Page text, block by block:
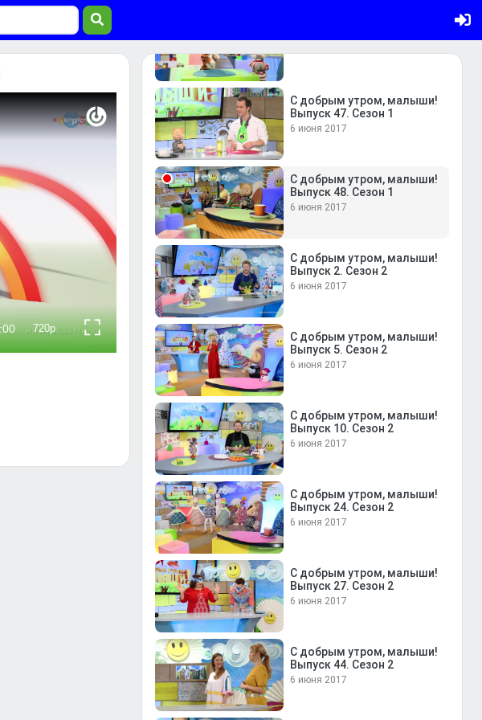
С добрым утром, малыши!
Выпуск 47. Сезон 1
6 июня 2017
С добрым утром, малыши!
Выпуск 48. Сезон 1
6 июня 2017
С добрым утром, малыши!
Выпуск 2. Сезон 2
6 июня 2017
С добрым утром, малыши!
Выпуск 5. Сезон 2
6 июня 2017
С добрым утром, малыши!
Выпуск 10. Сезон 2
6 июня 2017
С добрым утром, малыши!
Выпуск 24. Сезон 2
6 июня 2017
С добрым утром, малыши!
Выпуск 27. Сезон 2
6 июня 2017
С добрым утром, малыши!
Выпуск 44. Сезон 2
6 июня 2017